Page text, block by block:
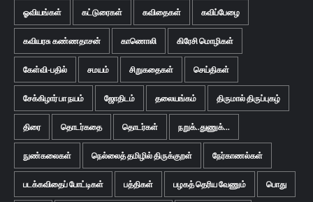
ஓவியங்கள் கட்டுரைகள் கவிதைகள் கவிப்பேழை
கவியரசு கண்ணதாசன் காணொலி கிரேசி மொழிகள்
கேள்வி-பதில் சமயம் சிறுகதைகள் செய்திகள்
சேக்கிழார் பா நயம் ஜோதிடம் தலையங்கம் திருமால் திருப்புகழ்
திரை தொடர்கதை தொடர்கள் நறுக்..துணுக்...
நுண்கலைகள் நெல்லைத் தமிழில் திருக்குறள் நேர்காணல்கள்
படக்கவிதைப் போட்டிகள் பத்திகள் பழகத் தெரிய வேணும் பொது